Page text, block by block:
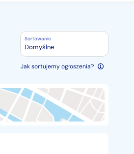
Sortowanie
Domyślne
Jak sortujemy ogłoszenia?